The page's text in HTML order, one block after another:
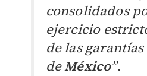
consolidados
ejercicio
de las
deMéxico”.